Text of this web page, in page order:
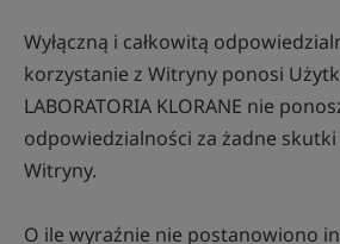
Wyłączną i całkowitą
korzystanie z Witryny ponosi
LABORATORIA KLORANE nie
odpowiedzialności za żadne
Witryny.
O ile wyraźnie nie postanowiono